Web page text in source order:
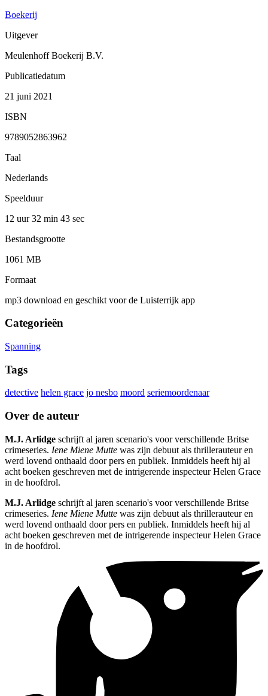
Boekerij
Uitgever
Meulenhoff Boekerij B.V.
Publicatiedatum
21 juni 2021
ISBN
9789052863962
Taal
Nederlands
Speelduur
12 uur 32 min 43 sec
Bestandsgrootte
1061 MB
Formaat
mp3 download en geschikt voor de Luisterrijk app
Categorieën
Spanning
Tags
detective helen grace jo nesbo moord seriemoordenaar
Over de auteur
M.J. Arlidge schrijft al jaren scenario's voor verschillende Britse
crimeseries. Iene Miene Mutte was zijn debuut als thrillerauteur en
werd lovend onthaald door pers en publiek. Inmiddels heeft hij al
acht boeken geschreven met de intrigerende inspecteur Helen Grace
in de hoofdrol.
M.J. Arlidge schrijft al jaren scenario's voor verschillende Britse
crimeseries. Iene Miene Mutte was zijn debuut als thrillerauteur en
werd lovend onthaald door pers en publiek. Inmiddels heeft hij al
acht boeken geschreven met de intrigerende inspecteur Helen Grace
in de hoofdrol.